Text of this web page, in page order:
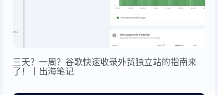
三天？一周？谷歌快速收录外贸独立站的指南来
了！丨出海笔记